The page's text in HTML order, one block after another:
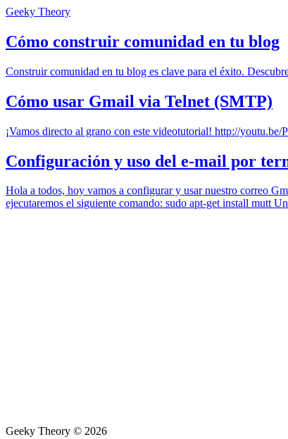
Geeky Theory
Cómo construir comunidad en tu blog
Construir comunidad en tu blog es clave para el éxito.
Cómo usar Gmail via Telnet (SMTP)
¡Vamos directo al grano con este videotutorial! http://
Configuración y uso del e-mail por
Hola a todos, hoy vamos a configurar y usar nuestro correo
ejecutaremos el siguiente comando: sudo apt-get install mutt
Geeky Theory © 2026